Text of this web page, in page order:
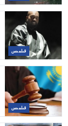
قىلمىس
قىلمىس